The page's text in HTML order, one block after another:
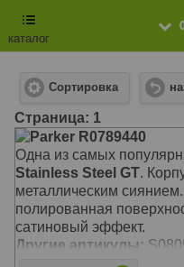
каталог
Сортировка
Cтраница: 1
Parker R0789440
Одна из самых
Stainless Steel GT.
металлическим
полированная
сатиновый эффект.
Другие артикулы: